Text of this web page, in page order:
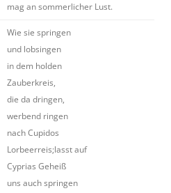
mag an sommerlicher Lust.
Wie sie springen
und lobsingen
in dem holden
Zauberkreis,
die da dringen,
werbend ringen
nach Cupidos
Lorbeerreis;lasst auf
Cyprias Geheiß
uns auch springen